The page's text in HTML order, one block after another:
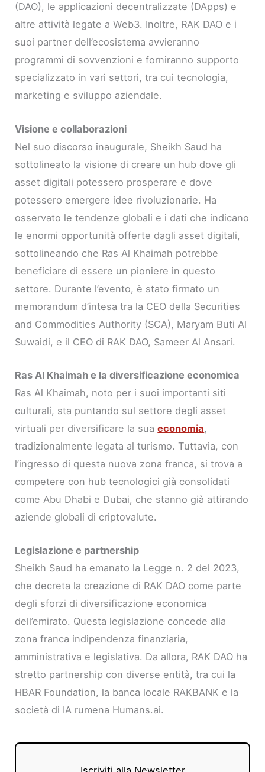
(DAO), le applicazioni decentralizzate (DApps) e
altre attività legate a Web3. Inoltre, RAK DAO e i
suoi partner dell’ecosistema avvieranno
programmi di sovvenzioni e forniranno supporto
specializzato in vari settori, tra cui tecnologia,
marketing e sviluppo aziendale.
Visione e collaborazioni
Nel suo discorso inaugurale, Sheikh Saud ha
sottolineato la visione di creare un hub dove gli
asset digitali potessero prosperare e dove
potessero emergere idee rivoluzionarie. Ha
osservato le tendenze globali e i dati che indicano
le enormi opportunità offerte dagli asset digitali,
sottolineando che Ras Al Khaimah potrebbe
beneficiare di essere un pioniere in questo
settore. Durante l’evento, è stato firmato un
memorandum d’intesa tra la CEO della Securities
and Commodities Authority (SCA), Maryam Buti Al
Suwaidi, e il CEO di RAK DAO, Sameer Al Ansari.
Ras Al Khaimah e la diversificazione economica
Ras Al Khaimah, noto per i suoi importanti siti
culturali, sta puntando sul settore degli asset
virtuali per diversificare la suaeconomia,
tradizionalmente legata al turismo. Tuttavia, con
l’ingresso di questa nuova zona franca, si trova a
competere con hub tecnologici già consolidati
come Abu Dhabi e Dubai, che stanno già attirando
aziende globali di criptovalute.
Legislazione e partnership
Sheikh Saud ha emanato la Legge n. 2 del 2023,
che decreta la creazione di RAK DAO come parte
degli sforzi di diversificazione economica
dell’emirato. Questa legislazione concede alla
zona franca indipendenza finanziaria,
amministrativa e legislativa. Da allora, RAK DAO ha
stretto partnership con diverse entità, tra cui la
HBAR Foundation, la banca locale RAKBANK e la
società di IA rumena Humans.ai.